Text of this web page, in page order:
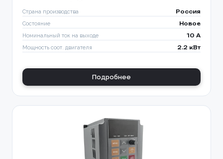
Страна производства Россия
Состояние Новое
Номинальный ток на выходе 10 A
Мощность соот. двигателя 2.2 кВт
Подробнее